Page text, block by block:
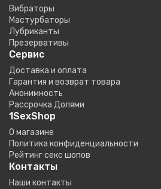
Вибраторы
Мастурбаторы
Лубриканты
Презервативы
Сервис
Доставка и оплата
Гарантия и возврат товара
Анонимность
Рассрочка Долями
1SexShop
О магазине
Политика конфиденциальности
Рейтинг секс шопов
Контакты
Наши контакты